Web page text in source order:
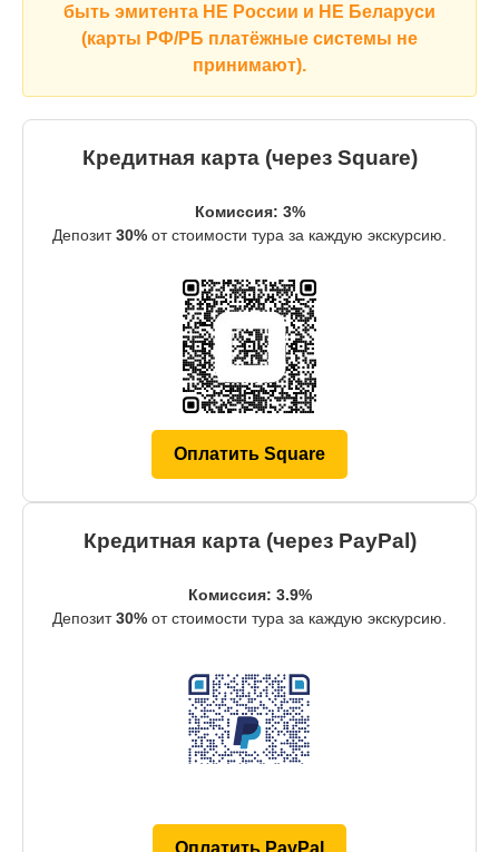
быть эмитента НЕ России и НЕ Беларуси
(карты РФ/РБ платёжные системы не
принимают).
Кредитная карта (через Square)
Комиссия: 3%
Депозит30% от стоимости тура за каждую экскурсию.
Оплатить Square
Кредитная карта (через PayPal)
Комиссия: 3.9%
Депозит30% от стоимости тура за каждую экскурсию.
Оплатить PayPal